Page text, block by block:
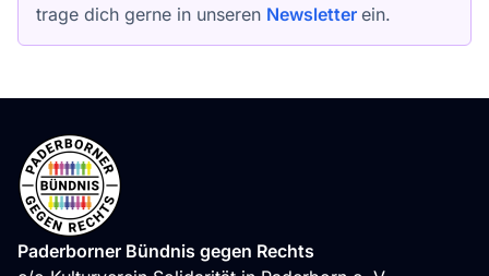
trage dich gerne in unseren Newsletter ein.
Paderborner Bündnis gegen Rechts